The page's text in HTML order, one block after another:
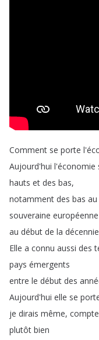
Comment se porte
Aujourd'hui l'économie
hauts et des bas,
notamment des bas au
souveraine européenne
au début de la décennie
Elle a connu aussi des
pays émergents
entre le début des
Aujourd'hui elle se
je dirais même, compte
plutôt bien